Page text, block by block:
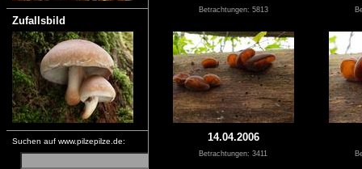
Zufallsbild
Suchen auf www.pilzepilze.de:
Betrachtungen: 5813
14.04.2006
Betrachtungen: 3411